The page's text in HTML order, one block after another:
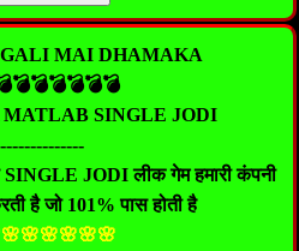
GALI MAI DHAMAKA
SINGLE JODI
JODI लीक गेम हमारी कंपनी
है जो 101% पास होती है